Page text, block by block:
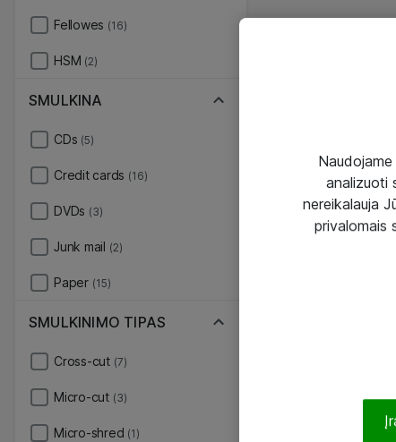
Fellowes (16)
HSM (2)
SMULKINA
CDs (5)
Credit cards (16)
DVDs (3)
Junk mail (2)
Paper (15)
SMULKINIMO TIPAS
Cross-cut (7)
Micro-cut (3)
Micro-shred (1)
analizuoti
nereikalauja
privalomais